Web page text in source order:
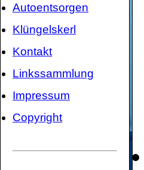
Autoentsorgen
Klüngelskerl
Kontakt
Linkssammlung
Impressum
Copyright